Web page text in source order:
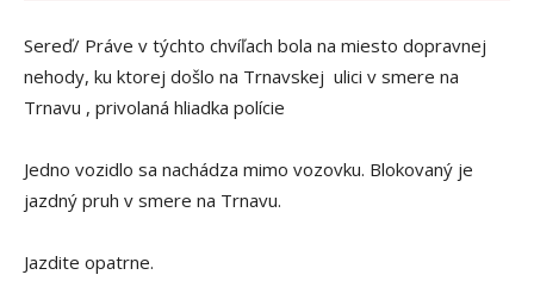
Sereď/ Práve v týchto chvíľach bola na miesto dopravnej
nehody, ku ktorej došlo na Trnavskej ulici v smere na
Trnavu , privolaná hliadka polície
Jedno vozidlo sa nachádza mimo vozovku. Blokovaný je
jazdný pruh v smere na Trnavu.
Jazdite opatrne.